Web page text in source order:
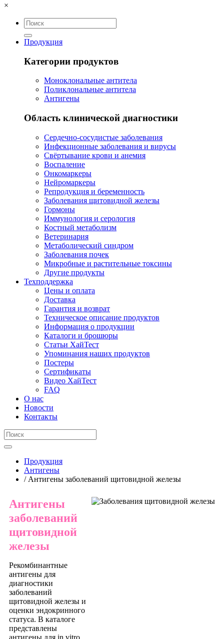
×
Продукция
Категории продуктов
Моноклональные антитела
Поликлональные антитела
Антигены
Область клинической диагностики
Сердечно-сосудистые заболевания
Инфекционные заболевания и вирусы
Свёртывание крови и анемия
Воспаление
Онкомаркеры
Нейромаркеры
Репродукция и беременность
Заболевания щитовидной железы
Гормоны
Иммунология и серология
Костный метаболизм
Ветеринария
Метаболический синдром
Заболевания почек
Микробные и растительные токсины
Другие продукты
Техподдержка
Цены и оплата
Доставка
Гарантия и возврат
Техническое описание продуктов
Информация о продукции
Каталоги и брошюры
Статьи ХайТест
Упоминания наших продуктов
Постеры
Сертификаты
Видео ХайТест
FAQ
О нас
Новости
Контакты
Продукция
Антигены
/ Антигены заболеваний щитовидной железы
Антигены
заболеваний
щитовидной
железы
Рекомбинантные
антигены для
диагностики
заболеваний
щитовидной железы и
оценки эндокринного
статуса. В каталоге
представлены
антигены для in vitro